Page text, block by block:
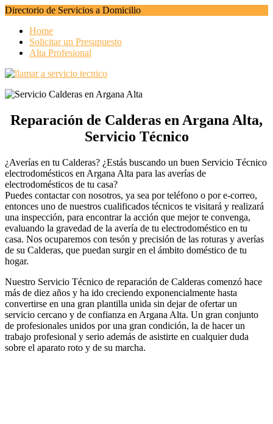
Directorio de Servicios a Domicilio
Home
Solicitar un Presupuesto
Alta Profesional
Reparación de Calderas en Argana Alta,
Servicio Técnico
¿Averías en tu Calderas? ¿Estás buscando un buen Servicio Técnico
electrodomésticos en Argana Alta para las averías de
electrodomésticos de tu casa?
Puedes contactar con nosotros, ya sea por teléfono o por e-correo,
entonces uno de nuestros cualificados técnicos te visitará y realizará
una inspección, para encontrar la acción que mejor te convenga,
evaluando la gravedad de la avería de tu electrodoméstico en tu
casa. Nos ocuparemos con tesón y precisión de las roturas y averías
de su Calderas, que puedan surgir en el ámbito doméstico de tu
hogar.
Nuestro Servicio Técnico de reparación de Calderas comenzó hace
más de diez años y ha ido creciendo exponencialmente hasta
convertirse en una gran plantilla unida sin dejar de ofertar un
servicio cercano y de confianza en Argana Alta. Un gran conjunto
de profesionales unidos por una gran condición, la de hacer un
trabajo profesional y serio además de asistirte en cualquier duda
sobre el aparato roto y de su marcha.